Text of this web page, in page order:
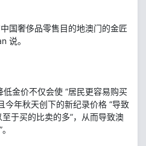
国奢侈品零售目的地澳门的金匠
说。
金价不仅会使 “居民更容易购买
今年秋天创下的新纪录价格 “导致
于买的比卖的多”，从而导致澳